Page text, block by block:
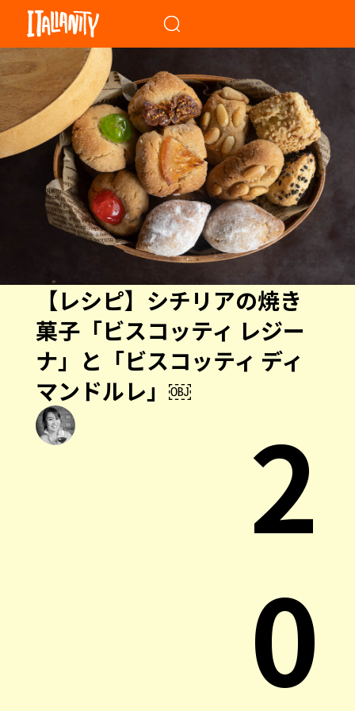
【レシピ】シチリアの焼き
菓子「ビスコッティ レジー
ナ」と「ビスコッティ ディ
マンドルレ」￼
2
0